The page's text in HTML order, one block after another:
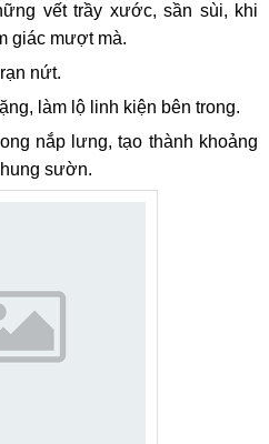
vết trầy xước, sần sùi, khi
giác mượt mà.
nứt.
làm lộ linh kiện bên trong.
nắp lưng, tạo thành khoảng
sườn.